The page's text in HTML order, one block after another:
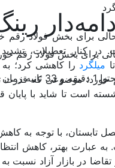
برای بخش فولاد
می‌برد
حالی برای بخش فولاد
در کنار تعطیلات،
میلگرد را کاهشی کرد؛
خورد؛ موضوعی که قدرت
است تا شاید با
تابستان، با توجه به
عبارت بهتر، کاهش
در بازار آزاد نسبت